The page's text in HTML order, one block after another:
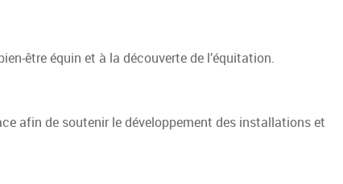
être équin et à la découverte de l’équitation.
afin de soutenir le développement des installations et